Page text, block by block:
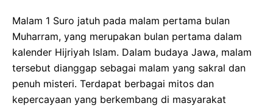
Malam 1 Suro jatuh pada malam pertama bulan
Muharram, yang merupakan bulan pertama dalam
kalender Hijriyah Islam. Dalam budaya Jawa, malam
tersebut dianggap sebagai malam yang sakral dan
penuh misteri. Terdapat berbagai mitos dan
kepercayaan yang berkembang di masyarakat